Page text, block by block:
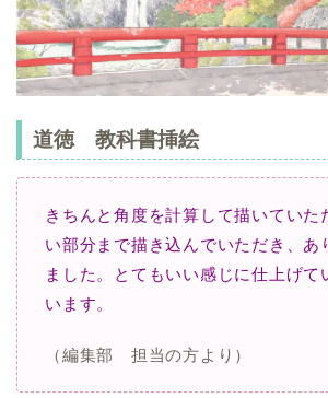
道徳 教科書挿絵
きちんと角度を計算して描いていた
い部分まで描き込んでいただき、 あ
ました。とてもいい感じに仕上げて
います。
（編集部 担当の方より）